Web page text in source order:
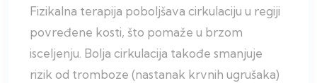
Fizikalna terapija poboljšava cirkulaciju u regiji
povređene kosti, što pomaže u brzom
isceljenju. Bolja cirkulacija takođe smanjuje
rizik od tromboze (nastanak krvnih ugrušaka)